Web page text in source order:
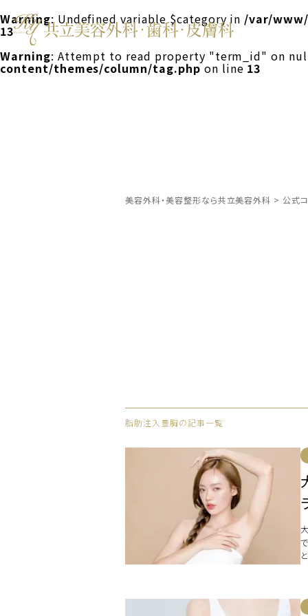
Warning: Undefined variable $category in /var/
13
Warning: Attempt to read property "term_id" on
content/themes/column/tag.phpon line13
美容外科・美容整形なら共立美容外科 > 公式
脂肪注入豊胸の記事一覧